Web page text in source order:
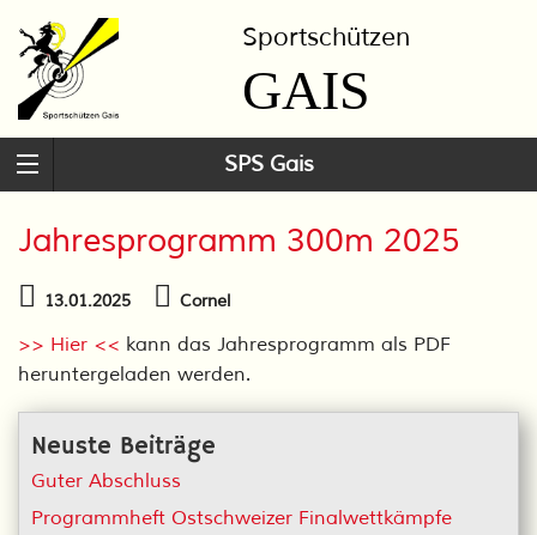
Sportschützen
GAIS
SPS Gais
Jahresprogramm 300m 2025
13.01.2025 Cornel
>> Hier << kann das Jahresprogramm als PDF
heruntergeladen werden.
Neuste Beiträge
Guter Abschluss
Programmheft Ostschweizer Finalwettkämpfe